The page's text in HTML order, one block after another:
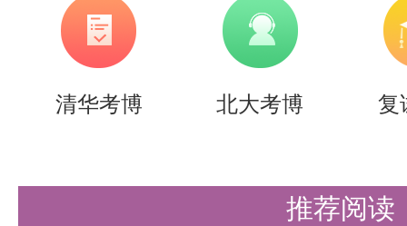
来人居、环境生态和创新管理的
与深圳市的产业发展需求高度契
供动力，为大湾区的社会创新发
清华考博 北大考博 复
推荐阅读